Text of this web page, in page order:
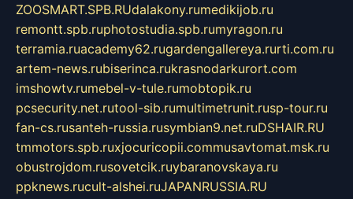
ZOOSMART.SPB.RUdalakony.rumedikijob.ru
remontt.spb.ruphotostudia.spb.rumyragon.ru
terramia.ruacademy62.rugardengallereya.rurti.com.ru
artem-news.rubiserinca.rukrasnodarkurort.com
imshowtv.rumebel-v-tule.rumobtopik.ru
pcsecurity.net.rutool-sib.rumultimetrunit.rusp-tour.ru
fan-cs.rusanteh-russia.rusymbian9.net.ruDSHAIR.RU
tmmotors.spb.ruxjocuricopii.commusavtomat.msk.ru
obustrojdom.rusovetcik.ruybaranovskaya.ru
ppknews.rucult-alshei.ruJAPANRUSSIA.RU